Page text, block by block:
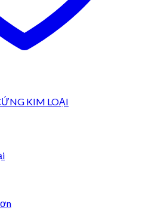
KIM LOẠI